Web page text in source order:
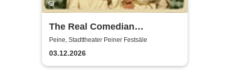
The Real Comedian
Harmonists - Die
Weihnachtsshow - Hell ist die
Nacht
Peine, Stadttheater Peiner Festsäle
03.12.2026